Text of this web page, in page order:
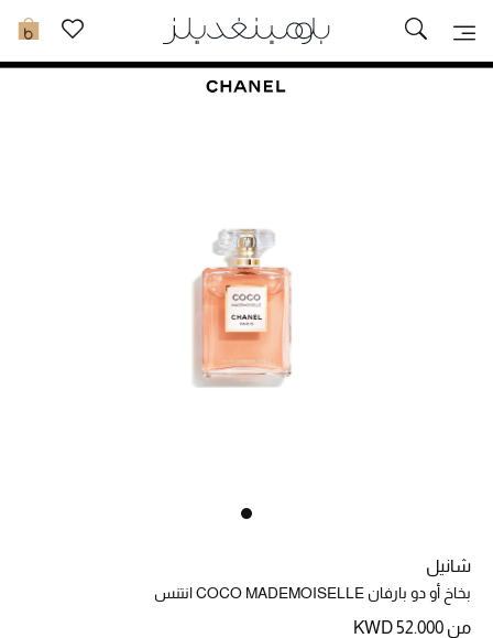
0 تخفيضات
خصم حتى 70%
تسوقوا الآن
شانيل
بخاخ أو دو بارفان COCO MADEMOISELLE انتنس
من KWD 52.000